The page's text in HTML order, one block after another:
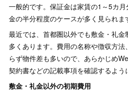
一般的です。保証金は家賃の1～5カ
金の半分程度のケースが多く見られま
最近では、首都圏以外でも敷金・礼
多くあります。費用の名称や徴収方
らず物件差も多いので、あらかじめ
契約書などの記載事項を確認するよう
敷金・礼金以外の初期費用